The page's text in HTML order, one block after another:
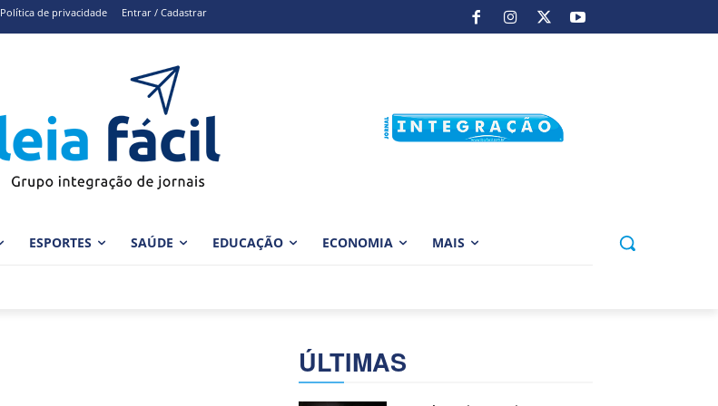
Política de privacidade Entrar / Cadastrar
ESPORTES SAÚDE EDUCAÇÃO ECONOMIA MAIS
ÚLTIMAS